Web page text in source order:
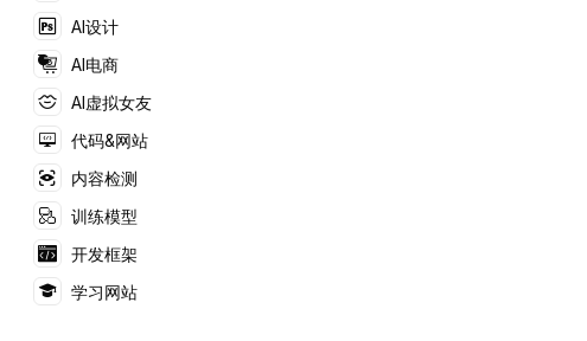
AI设计
AI电商
AI虚拟女友
代码&网站
内容检测
训练模型
开发框架
学习网站